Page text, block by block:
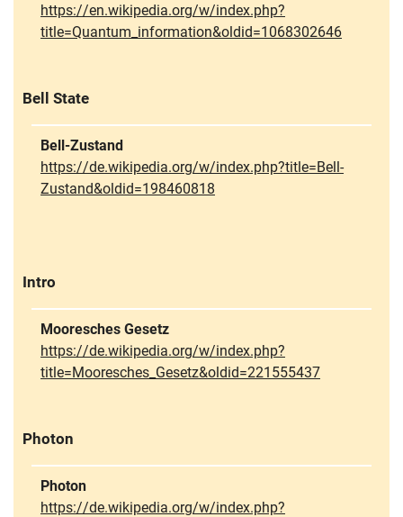
https://en.wikipedia.org/w/index.php?
title=Quantum_information&oldid=1068302646
Bell State
Bell-Zustand
https://de.wikipedia.org/w/index.php?title=Bell-
Zustand&oldid=198460818
Intro
Mooresches Gesetz
https://de.wikipedia.org/w/index.php?
title=Mooresches_Gesetz&oldid=221555437
Photon
Photon
https://de.wikipedia.org/w/index.php?